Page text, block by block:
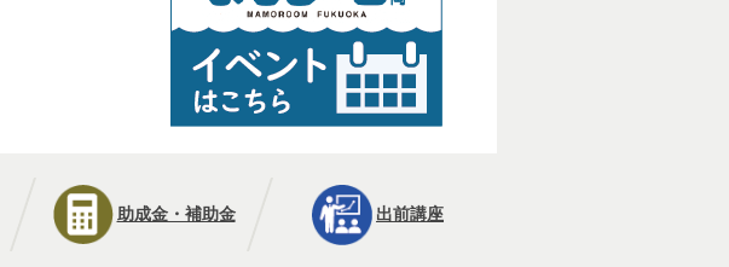
助成金・補助金 出前講座